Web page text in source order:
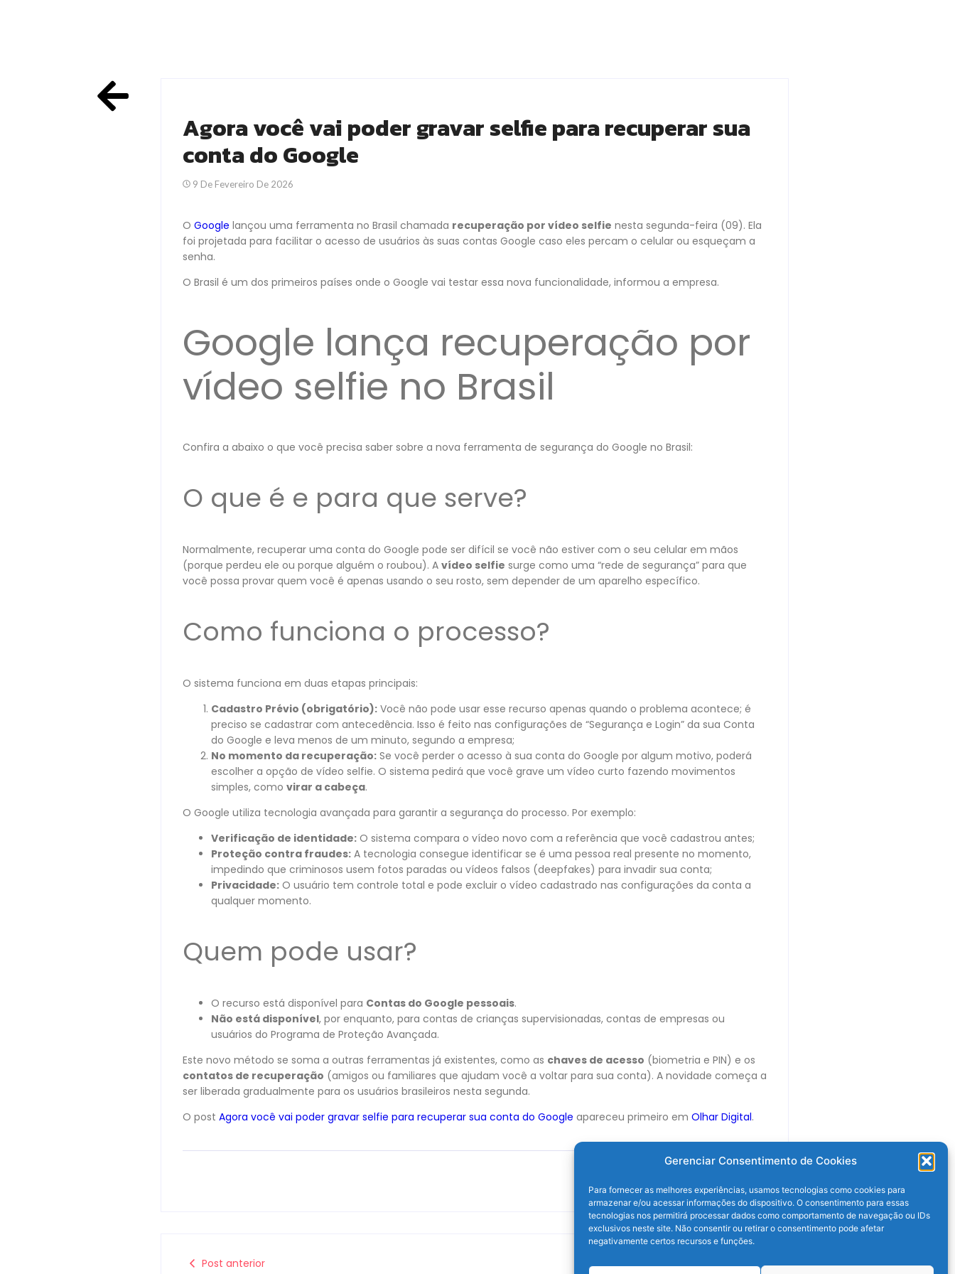
Gerenciar Consentimento de Cookies
Para fornecer as melhores experiências, usamos tecnologias como cookies para
armazenar e/ou acessar informações do dispositivo. O consentimento para essas
tecnologias nos permitirá processar dados como comportamento de navegação ou IDs
exclusivos neste site. Não consentir ou retirar o consentimento pode afetar
negativamente certos recursos e funções.
Agora você vai poder gravar selfie para recuperar sua
conta do Google
9 De Fevereiro De 2026
O Google lançou uma ferramenta no Brasil chamada recuperação por vídeo selfie nesta segunda-feira (09). Ela
foi projetada para facilitar o acesso de usuários às suas contas Google caso eles percam o celular ou esqueçam a
senha.
O Brasil é um dos primeiros países onde o Google vai testar essa nova funcionalidade, informou a empresa.
Google lança recuperação por
vídeo selfie no Brasil
Confira a abaixo o que você precisa saber sobre a nova ferramenta de segurança do Google no Brasil:
O que é e para que serve?
Normalmente, recuperar uma conta do Google pode ser difícil se você não estiver com o seu celular em mãos
(porque perdeu ele ou porque alguém o roubou). A vídeo selfie surge como uma “rede de segurança” para que
você possa provar quem você é apenas usando o seu rosto, sem depender de um aparelho específico.
Como funciona o processo?
O sistema funciona em duas etapas principais:
Cadastro Prévio (obrigatório): Você não pode usar esse recurso apenas quando o problema acontece; é
preciso se cadastrar com antecedência. Isso é feito nas configurações de “Segurança e Login” da sua Conta
do Google e leva menos de um minuto, segundo a empresa;
No momento da recuperação: Se você perder o acesso à sua conta do Google por algum motivo, poderá
escolher a opção de vídeo selfie. O sistema pedirá que você grave um vídeo curto fazendo movimentos
simples, como virar a cabeça.
O Google utiliza tecnologia avançada para garantir a segurança do processo. Por exemplo:
Verificação de identidade: O sistema compara o vídeo novo com a referência que você cadastrou antes;
Proteção contra fraudes: A tecnologia consegue identificar se é uma pessoa real presente no momento,
impedindo que criminosos usem fotos paradas ou vídeos falsos (deepfakes) para invadir sua conta;
Privacidade: O usuário tem controle total e pode excluir o vídeo cadastrado nas configurações da conta a
qualquer momento.
Quem pode usar?
O recurso está disponível para Contas do Google pessoais.
Não está disponível, por enquanto, para contas de crianças supervisionadas, contas de empresas ou
usuários do Programa de Proteção Avançada.
Este novo método se soma a outras ferramentas já existentes, como as chaves de acesso (biometria e PIN) e os
contatos de recuperação (amigos ou familiares que ajudam você a voltar para sua conta). A novidade começa a
ser liberada gradualmente para os usuários brasileiros nesta segunda.
O post Agora você vai poder gravar selfie para recuperar sua conta do Google apareceu primeiro em Olhar Digital.
Post anterior Próximo post